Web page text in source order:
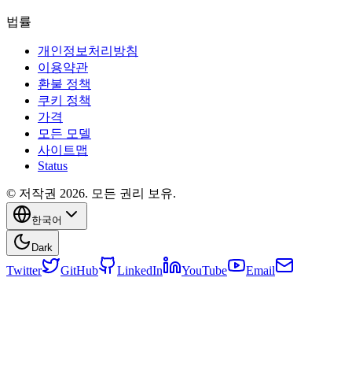
법률
개인정보처리방침
이용약관
환불 정책
쿠키 정책
가격
모든 모델
사이트맵
Status
© 저작권 2026. 모든 권리 보유.
한국어
Dark
Twitter GitHub LinkedIn YouTube Email